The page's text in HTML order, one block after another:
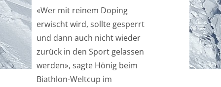
«Wer mit reinem Doping
erwischt wird, sollte gesperrt
und dann auch nicht wieder
zurück in den Sport gelassen
werden», sagte Hönig beim
Biathlon-Weltcup im